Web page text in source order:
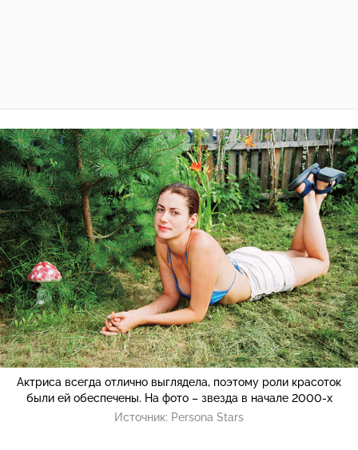
Актриса всегда отлично выглядела, поэтому роли красоток
были ей обеспечены. На фото – звезда в начале 2000-х
Источник: Persona Stars